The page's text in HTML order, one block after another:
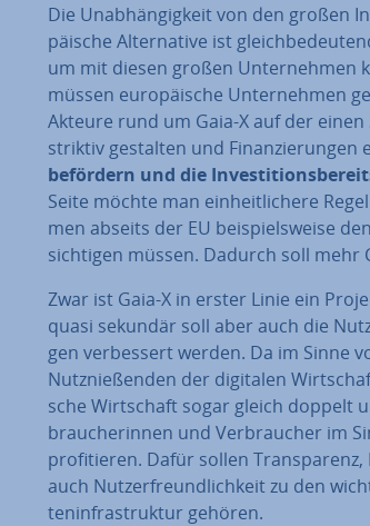
Die Un­ab­hän­gig­keit von den großen
päi­sche Al­ter­na­ti­ve ist
um mit diesen großen Un­ter­neh­men
müssen eu­ro­päi­sche Un­ter­neh­men
Akteure rund um Gaia-X auf der
strik­tiv gestalten und Fi­nan­zie­run­gen
befördern und die
Seite möchte man ein­heit­li­che­re
men abseits der EU bei­spiels­wei­se
sich­ti­gen müssen. Dadurch soll mehr
Zwar ist Gaia-X in erster Linie ein
quasi sekundär soll aber auch die
gen ver­bes­sert werden. Da im Sinne
Nutz­nie­ßen­den der digitalen
sche Wirt­schaft sogar gleich doppelt
brau­che­rin­nen und Ver­brau­cher im
pro­fi­tie­ren. Dafür sollen
auch Nut­zer­freund­lich­keit zu den
ten­in­fra­struk­tur gehören.